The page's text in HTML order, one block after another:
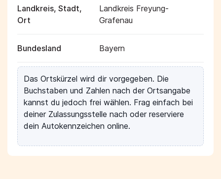
Landkreis, Stadt,
Ort
Landkreis Freyung-
Grafenau
Bundesland Bayern
Das Ortskürzel wird dir vorgegeben. Die
Buchstaben und Zahlen nach der Ortsangabe
kannst du jedoch frei wählen. Frag einfach bei
deiner Zulassungsstelle nach oder reserviere
dein Autokennzeichen online.